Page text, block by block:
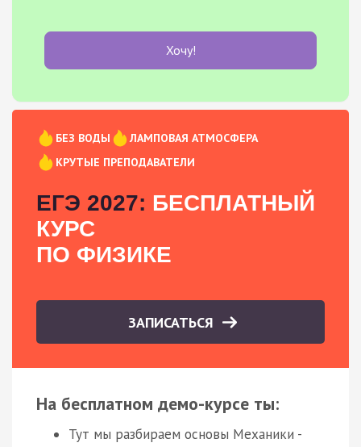
Хочу!
БЕЗ ВОДЫ
ЛАМПОВАЯ АТМОСФЕРА
КРУТЫЕ ПРЕПОДАВАТЕЛИ
ЕГЭ 2027: БЕСПЛАТНЫЙ
КУРС
ПО ФИЗИКЕ
ЗАПИСАТЬСЯ
На бесплатном демо-курсе ты:
Тут мы разбираем основы Механики -